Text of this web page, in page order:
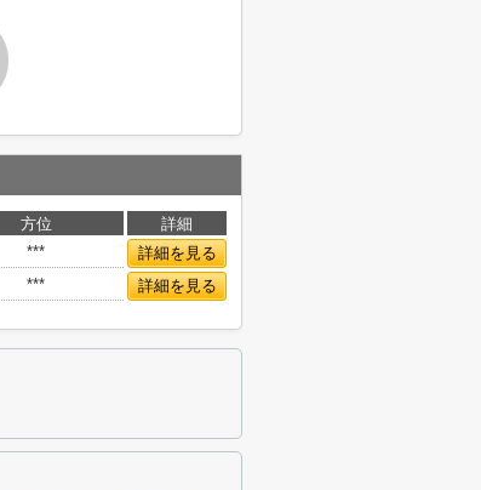
方位
詳細
***
詳細を見る
*** 詳細を見る